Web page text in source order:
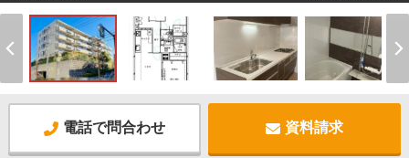
電話で問合わせ 資料請求